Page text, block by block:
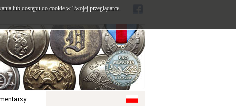
lub dostępu do cookie w Twojej przeglądarce.